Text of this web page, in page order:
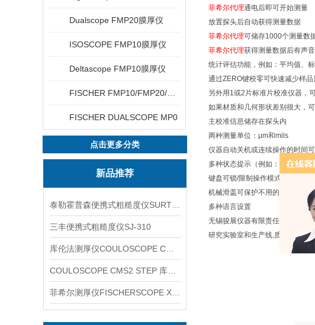
Dualscope FMP20膜厚仪
ISOSCOPE FMP10膜厚仪
Deltascope FMP10膜厚仪
FISCHER DUALSCOPE MP0
点击更多分类
新品推荐
三丰便携式粗糙度仪SJ-310
菲希尔代理通电后即可开始测量
放置探头后自动获得测量数据
菲希尔代理可储存1000个测量数
菲希尔代理获得测量数据后有声
统计评估功能，例如：平均值、
通过ZERO键校零可快速减少样品
另外用1或2片标准片校准仪器，
如果材质和几何形状差别很大，
主校准信息储存在探头内
两种测量单位：μm和mils
仪器自动关机或连续操作的时间
多种状态提示（例如：电池电压下
键盘可锁/限制操作模式
机械滑盖可保护不用的按键
多种语言设置
无锡骏展仪器有限责任公司的产
研究实验室和生产线,质量控制,和